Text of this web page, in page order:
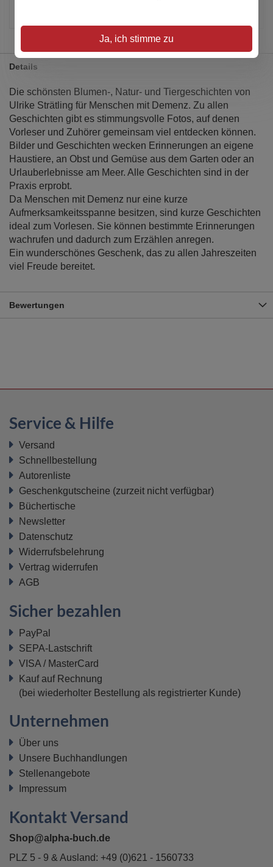
Details
Die schönsten Blumen-, Natur- und Tiergeschichten von
Ulrike Strätling für Menschen mit Demenz. Zu allen
Geschichten gibt es stimmungsvolle Fotos, auf denen
Vorleser und Zuhörer gemeinsam viel entdecken können.
Bilder und Geschichten wecken Erinnerungen an eigene
Haustiere, an Obst und Gemüse aus dem Garten oder an
Urlauberlebnisse am Meer. Alle Geschichten sind in der
Praxis erprobt.
Da Menschen mit Demenz nur eine kurze
Aufmerksamkeitsspanne besitzen, sind kurze Geschichten
ideal zum Vorlesen. Sie können bestimmte Erinnerungen
wachrufen und dadurch zum Erzählen anregen.
Ein wunderschönes Geschenk, das zu allen Jahreszeiten
viel Freude bereitet.
Bewertungen
Ja, ich stimme zu
Service & Hilfe
Versand
Schnellbestellung
Autorenliste
Geschenkgutscheine (zurzeit nicht verfügbar)
Büchertische
Newsletter
Datenschutz
Widerrufsbelehrung
Vertrag widerrufen
AGB
Sicher bezahlen
PayPal
SEPA-Lastschrift
VISA / MasterCard
Kauf auf Rechnung
(bei wiederholter Bestellung als registrierter Kunde)
Unternehmen
Über uns
Unsere Buchhandlungen
Stellenangebote
Impressum
Kontakt Versand
Shop@alpha-buch.de
PLZ 5 - 9 & Ausland: +49 (0)621 - 1560733